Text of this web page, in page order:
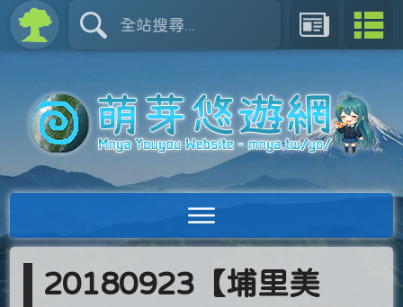
20180923【埔里美